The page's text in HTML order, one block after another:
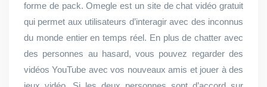
forme de pack. Omegle est un site de chat vidéo gratuit
qui permet aux utilisateurs d’interagir avec des inconnus
du monde entier en temps réel. En plus de chatter avec
des personnes au hasard, vous pouvez regarder des
vidéos YouTube avec vos nouveaux amis et jouer à des